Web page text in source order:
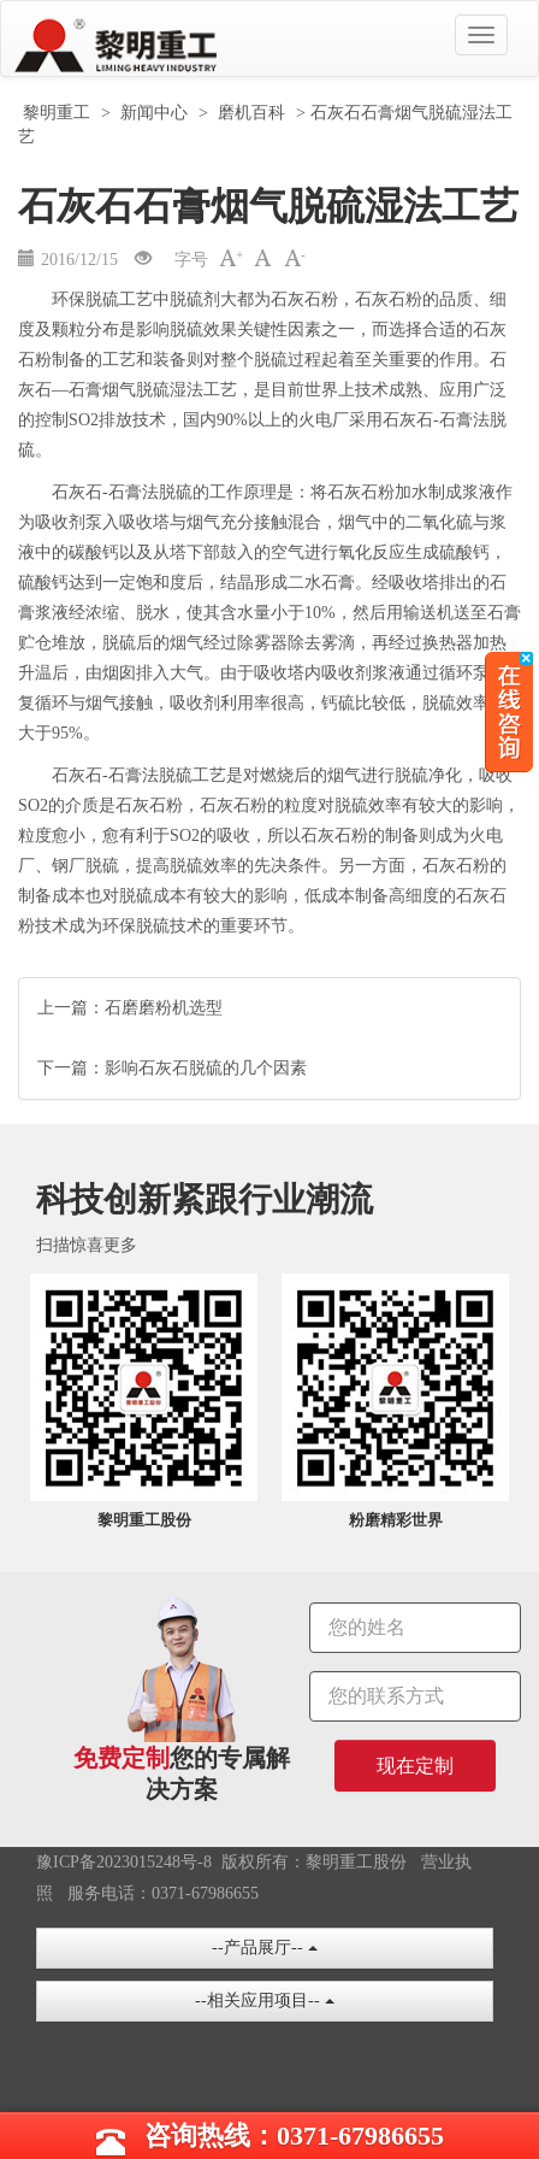
黎明重工 > 新闻中心 > 磨机百科 > 石灰石石膏烟气脱硫湿法工
艺
石灰石石膏烟气脱硫湿法工艺
2016/12/15 字号 + -
环保脱硫工艺中脱硫剂大都为石灰石粉，石灰石粉的品质、细
度及颗粒分布是影响脱硫效果关键性因素之一，而选择合适的石灰
石粉制备的工艺和装备则对整个脱硫过程起着至关重要的作用。石
灰石—石膏烟气脱硫湿法工艺，是目前世界上技术成熟、应用广泛
的控制SO2排放技术，国内90%以上的火电厂采用石灰石-石膏法脱
硫。
石灰石-石膏法脱硫的工作原理是：将石灰石粉加水制成浆液作
为吸收剂泵入吸收塔与烟气充分接触混合，烟气中的二氧化硫与浆
液中的碳酸钙以及从塔下部鼓入的空气进行氧化反应生成硫酸钙，
硫酸钙达到一定饱和度后，结晶形成二水石膏。经吸收塔排出的石
膏浆液经浓缩、脱水，使其含水量小于10%，然后用输送机送至石膏
贮仓堆放，脱硫后的烟气经过除雾器除去雾滴，再经过换热器加热
升温后，由烟囱排入大气。由于吸收塔内吸收剂浆液通过循环泵反
复循环与烟气接触，吸收剂利用率很高，钙硫比较低，脱硫效率可
大于95%。
石灰石-石膏法脱硫工艺是对燃烧后的烟气进行脱硫净化，吸收
SO2的介质是石灰石粉，石灰石粉的粒度对脱硫效率有较大的影响，
粒度愈小，愈有利于SO2的吸收，所以石灰石粉的制备则成为火电
厂、钢厂脱硫，提高脱硫效率的先决条件。另一方面，石灰石粉的
制备成本也对脱硫成本有较大的影响，低成本制备高细度的石灰石
粉技术成为环保脱硫技术的重要环节。
上一篇： 石磨磨粉机选型
下一篇： 影响石灰石脱硫的几个因素
科技创新紧跟行业潮流
扫描惊喜更多
黎明重工股份 粉磨精彩世界
免费定制您的专属解
决方案
现在定制
豫ICP备2023015248号-8 版权所有：黎明重工股份 营业执
照 服务电话：0371-67986655
--产品展厅--
--相关应用项目--
咨询热线：0371-67986655